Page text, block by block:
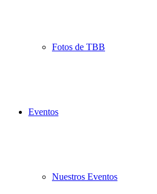
Fotos de TBB
Eventos
Nuestros Eventos